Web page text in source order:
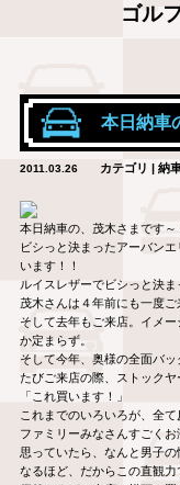
ゴル
本日納車
2011.03.26 カテゴリ | 納
本日納車の、茂木さまです～
ビシっと決まったアーバン
います！！
ルイスレザーでビシっと決ま
茂木さんは４年前にも一度
そして去年もご来店。イメ
か定まらず。
そして今年、奥様の全面バ
たびご来店の際、ストックヤ
「これ買います！」
これまでのいろいろが、全
ファミリーみなさんすごく
思っていたら、なんと男子
なるほど、だからこの直観力